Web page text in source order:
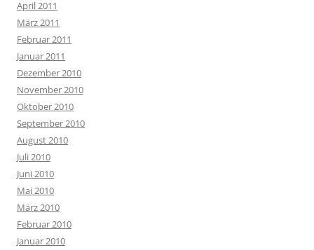
April 2011
März 2011
Februar 2011
Januar 2011
Dezember 2010
November 2010
Oktober 2010
September 2010
August 2010
Juli 2010
Juni 2010
Mai 2010
März 2010
Februar 2010
Januar 2010